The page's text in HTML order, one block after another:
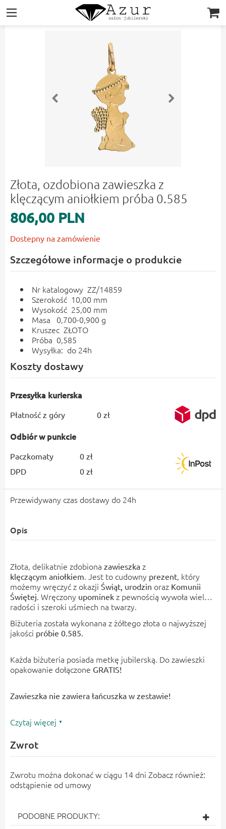
|||
Złota, ozdobiona zawieszka z
klęczącym aniołkiem próba 0.585
806,00 PLN
Dostepny na zamówienie
Szczegółowe informacje o produkcie
Nr katalogowy ZZ/14859
Szerokość 10,00 mm
Wysokość 25,00 mm
Masa 0,700-0,900 g
Kruszec ZŁOTO
Próba 0,585
Wysyłka: do 24h
Koszty dostawy
Przesyłka kurierska
Płatność z góry 0 zł
Odbiór w punkcie
Paczkomaty
0 zł
DPD
0 zł
Przewidywany czas dostawy do 24h
Opis
Złota, delikatnie zdobiona zawieszkaz
klęczącym aniołkiem. Jest to cudowny prezent, który
możemy wręczyć z okazji Świąt, urodzin oraz Komunii
Świętej. Wręczony upominekz pewnością wywoła wiele
radości i szeroki uśmiech na twarzy.
Biżuteria została wykonana z żółtego złota o najwyższej
jakości próbie 0.585.
Każda biżuteria posiada metkę jubilerską. Do zawieszki
opakowanie dołączone GRATIS!
Zawieszka nie zawiera łańcuszka w zestawie!
Czytaj więcej
Zwrot
Zwrotu można dokonać w ciągu 14 dni Zobacz również:
odstąpienie od umowy
PODOBNE PRODUKTY: